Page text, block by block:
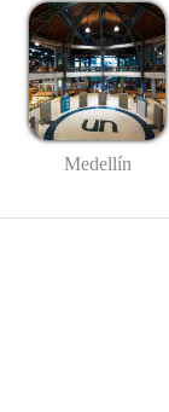
Medellín